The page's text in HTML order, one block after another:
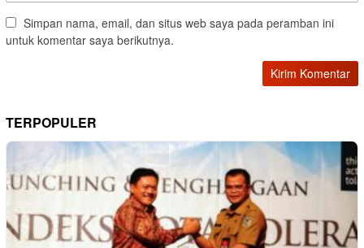
Simpan nama, email, dan situs web saya pada peramban ini
untuk komentar saya berikutnya.
TERPOPULER